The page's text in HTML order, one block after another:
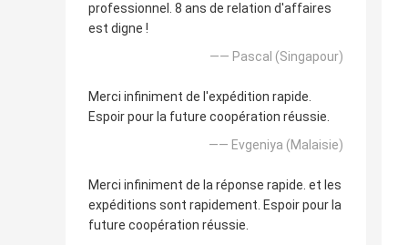
professionnel. 8 ans de relation d'affaires
est digne !
—— Pascal (Singapour)
Merci infiniment de l'expédition rapide.
Espoir pour la future coopération réussie.
—— Evgeniya (Malaisie)
Merci infiniment de la réponse rapide. et les
expéditions sont rapidement. Espoir pour la
future coopération réussie.